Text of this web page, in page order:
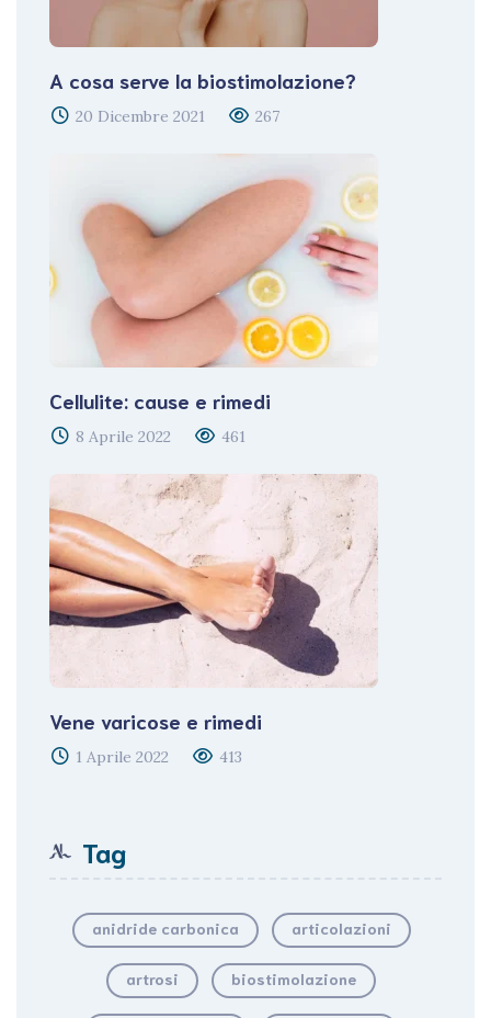
A cosa serve la biostimolazione?
20 Dicembre 2021 267
Cellulite: cause e rimedi
8 Aprile 2022 461
Vene varicose e rimedi
1 Aprile 2022 413
Tag
anidride carbonica articolazioni
artrosi biostimolazione